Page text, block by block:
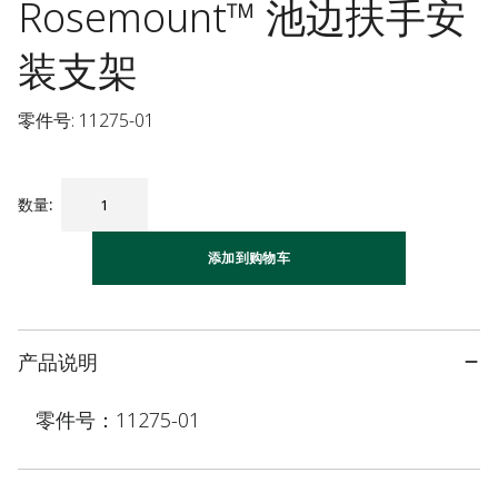
Rosemount™ 池边扶手安
装支架
零件号: 11275-01
数量:
添加到购物车
产品说明
零件号：11275-01